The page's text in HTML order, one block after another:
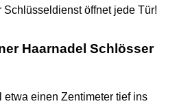
Schlüsseldienst öffnet jede Tür!
Haarnadel Schlösser
etwa einen Zentimeter tief ins